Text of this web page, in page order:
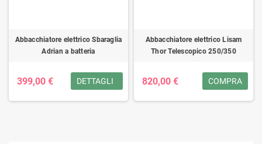
Abbacchiatore elettrico Sbaraglia
Adrian a batteria
399,00 € DETTAGLI
Abbacchiatore elettrico Lisam
Thor Telescopico 250/350
820,00 € COMPRA